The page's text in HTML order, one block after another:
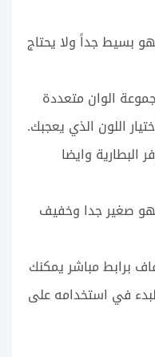
بسيط جداً ولا يحتاج
الوان متعددة
اللون الذي يعجبك.
البطارية وايضا
صغير جدا وخفيف
برابط مباشر يمكنك
في استخدامه على